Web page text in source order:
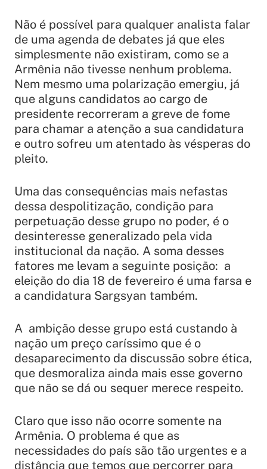
Não é possível para qualquer analista falar
de uma agenda de debates já que eles
simplesmente não existiram, como se a
Armênia não tivesse nenhum problema.
Nem mesmo uma polarização emergiu, já
que alguns candidatos ao cargo de
presidente recorreram a greve de fome
para chamar a atenção a sua candidatura
e outro sofreu um atentado às vésperas do
pleito.
Uma das consequências mais nefastas
dessa despolitização, condição para
perpetuação desse grupo no poder, é o
desinteresse generalizado pela vida
institucional da nação. A soma desses
fatores me levam a seguinte posição: a
eleição do dia 18 de fevereiro é uma farsa e
a candidatura Sargsyan também.
A ambição desse grupo está custando à
nação um preço caríssimo que é o
desaparecimento da discussão sobre ética,
que desmoraliza ainda mais esse governo
que não se dá ou sequer merece respeito.
Claro que isso não ocorre somente na
Armênia. O problema é que as
necessidades do país são tão urgentes e a
distância que temos que percorrer para